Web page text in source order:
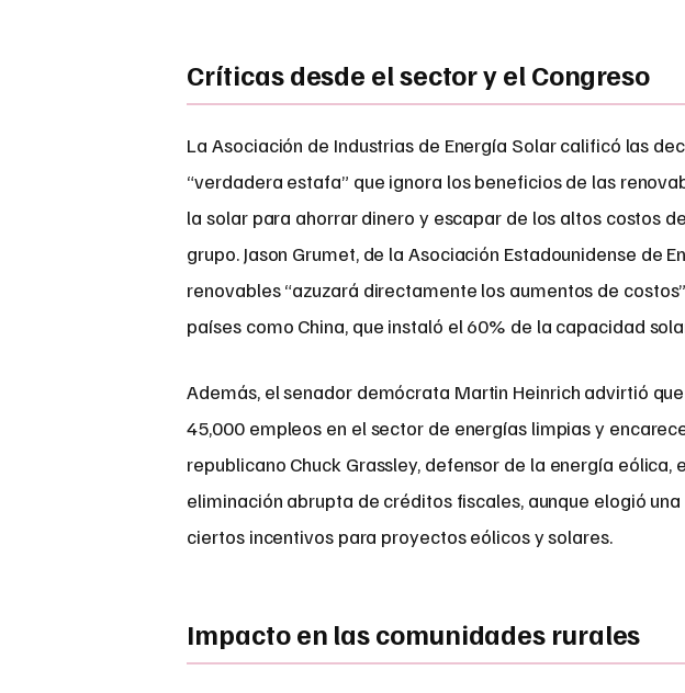
Críticas desde el sector y el Congreso
La Asociación de Industrias de Energía Solar calificó las
“verdadera estafa” que ignora los beneficios de las
la solar para ahorrar dinero y escapar de los altos costos
grupo. Jason Grumet, de la Asociación Estadounidense de
renovables “azuzará directamente los aumentos de
países como China, que instaló el 60% de la capacidad
Además, el senador demócrata Martin Heinrich advirtió
45,000 empleos en el sector de energías limpias y
republicano Chuck Grassley, defensor de la energía eólica,
eliminación abrupta de créditos fiscales, aunque elogió
ciertos incentivos para proyectos eólicos y solares.
Impacto en las comunidades rurales